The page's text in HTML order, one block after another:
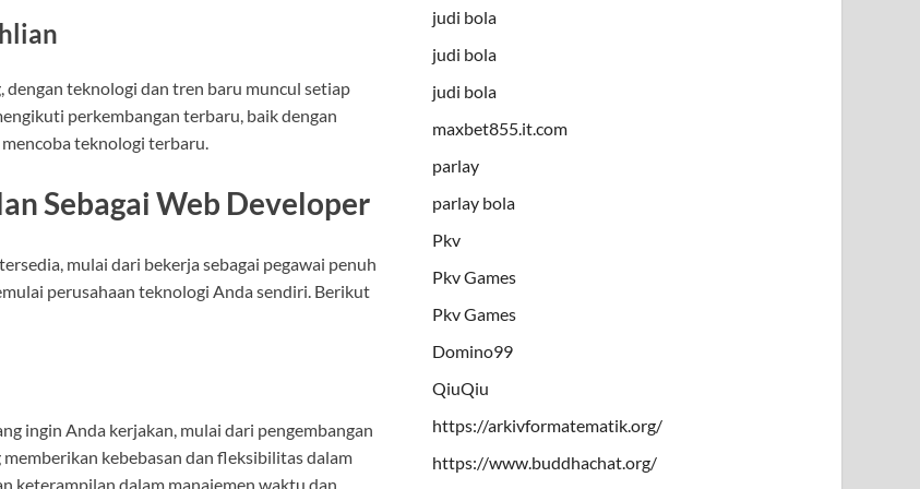
teknologi dan tren baru muncul setiap
perkembangan terbaru, baik dengan
teknologi terbaru.
Sebagai Web Developer
mulai dari bekerja sebagai pegawai penuh
perusahaan teknologi Anda sendiri. Berikut
ingin Anda kerjakan, mulai dari pengembangan
kebebasan dan fleksibilitas dalam
keterampilan dalam manajemen waktu dan
judi bola
judi bola
judi bola
maxbet855.it.com
parlay
parlay bola
Pkv
Pkv Games
Pkv Games
Domino99
QiuQiu
https://arkivformatematik.org/
https://www.buddhachat.org/